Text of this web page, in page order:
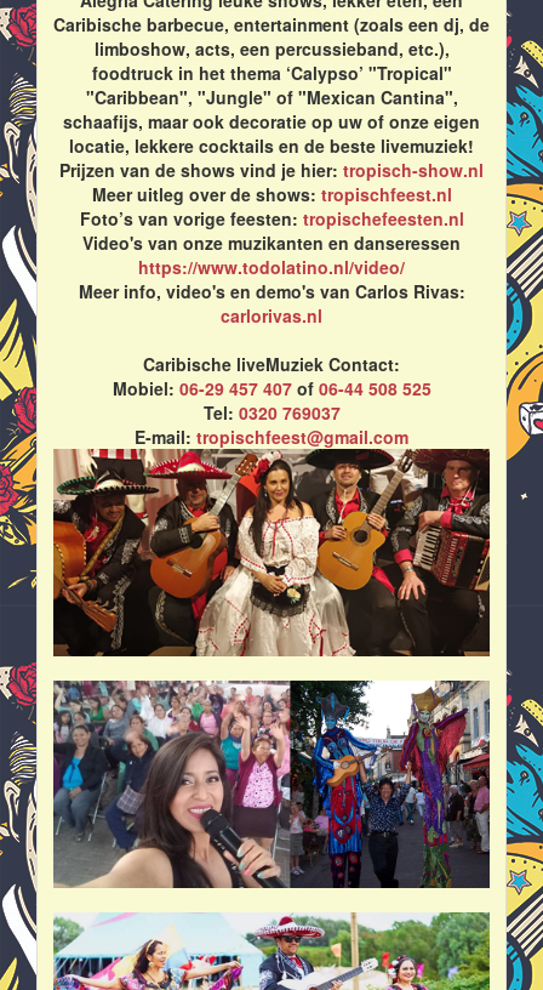
Caribische barbecue, entertainment (zoals een dj, de
limboshow, acts, een percussieband, etc.),
foodtruck in het thema ‘Calypso’ "Tropical"
"Caribbean", "Jungle" of "Mexican Cantina",
schaafijs, maar ook decoratie op uw of onze eigen
locatie, lekkere cocktails en de beste livemuziek!
Prijzen van de shows vind je hier: tropisch-show.nl
Meer uitleg over de shows: tropischfeest.nl
Foto’s van vorige feesten: tropischefeesten.nl
Video's van onze muzikanten en danseressen
https://www.todolatino.nl/video/
Meer info, video's en demo's van Carlos Rivas:
carlorivas.nl
Caribische liveMuziek Contact:
Mobiel: 06-29 457 407of 06-44 508 525
Tel: 0320 769037
E-mail: tropischfeest@gmail.com